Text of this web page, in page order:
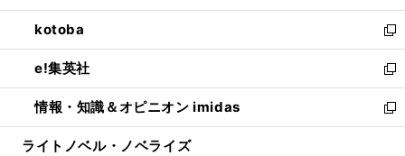
開
く
ウ
で
開
く
ン
ド
ウ
で
開
く
ウ
ィ
ン
ド
ウ
で
開
し
い
ウ
ィ
ン
ド
ウ
kotoba
新
し
い
ウ
ィ
ン
e!集英社
新
し
い
ウ
情報・知識＆オピニオン imidas
新
し
ライトノベル・ノベライズ